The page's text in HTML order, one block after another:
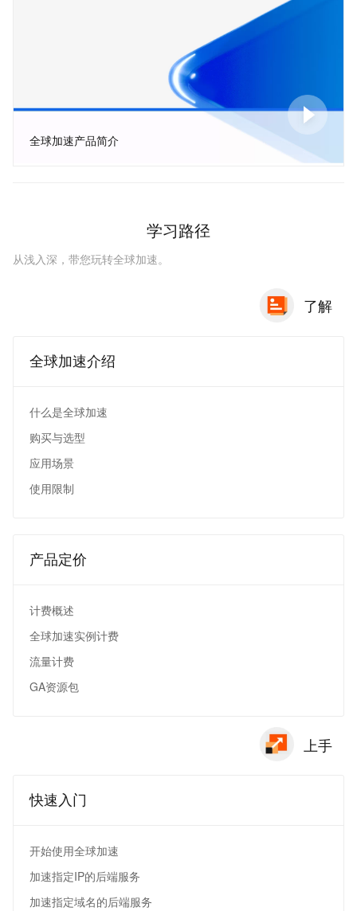
全球加速产品简介
学习路径
从浅入深，带您玩转全球加速。
了解
全球加速介绍
什么是全球加速
购买与选型
应用场景
使用限制
产品定价
计费概述
全球加速实例计费
流量计费
GA资源包
上手
快速入门
开始使用全球加速
加速指定IP的后端服务
加速指定域名的后端服务